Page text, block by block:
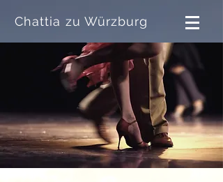
Chattia zu Würzburg